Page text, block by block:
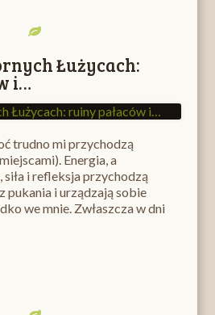
Łużycach:
i…
trudno mi przychodzą
Energia, a
i refleksja przychodzą
pukania i urządzają sobie
we mnie. Zwłaszcza w dni